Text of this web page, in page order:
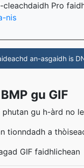
Pro
nis
an-asgaidh is
gu GIF
phutan gu h-àrd no
tionndadh a
GIF faidhlichean